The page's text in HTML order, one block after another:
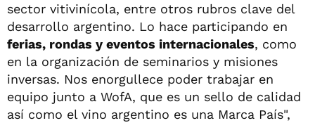
sector vitivinícola, entre otros rubros clave del
desarrollo argentino. Lo hace participando en
ferias, rondas y eventos internacionales, como
en la organización de seminarios y misiones
inversas. Nos enorgullece poder trabajar en
equipo junto a WofA, que es un sello de calidad
así como el vino argentino es una Marca País",